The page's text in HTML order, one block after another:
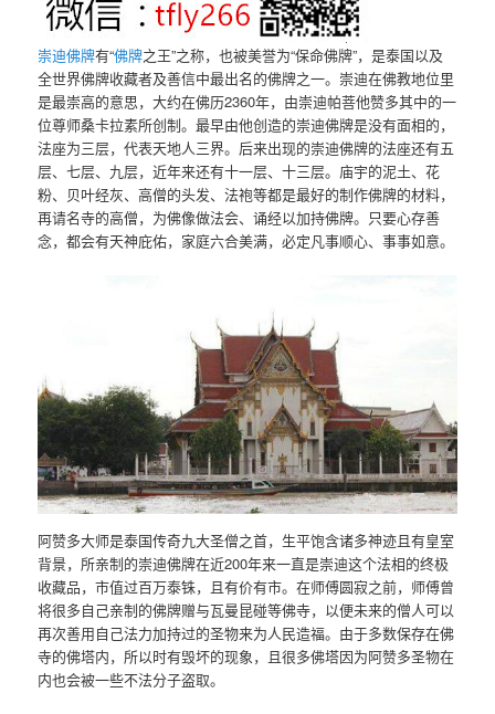
崇迪佛牌有“佛牌之王”之称，也被美誉为“保命佛牌”，是泰国以及
全世界佛牌收藏者及善信中最出名的佛牌之一。崇迪在佛教地位里
是最崇高的意思，大约在佛历2360年，由崇迪帕菩他赞多其中的一
位尊师桑卡拉素所创制。最早由他创造的崇迪佛牌是没有面相的，
法座为三层，代表天地人三界。后来出现的崇迪佛牌的法座还有五
层、七层、九层，近年来还有十一层、十三层。庙宇的泥土、花
粉、贝叶经灰、高僧的头发、法袍等都是最好的制作佛牌的材料，
再请名寺的高僧，为佛像做法会、诵经以加持佛牌。只要心存善
念，都会有天神庇佑，家庭六合美满，必定凡事顺心、事事如意。
阿赞多大师是泰国传奇九大圣僧之首，生平饱含诸多神迹且有皇室
背景，所亲制的崇迪佛牌在近200年来一直是崇迪这个法相的终极
收藏品，市值过百万泰铢，且有价有市。在师傅圆寂之前，师傅曾
将很多自己亲制的佛牌赠与瓦曼昆碰等佛寺，以便未来的僧人可以
再次善用自己法力加持过的圣物来为人民造福。由于多数保存在佛
寺的佛塔内，所以时有毁坏的现象，且很多佛塔因为阿赞多圣物在
内也会被一些不法分子盗取。